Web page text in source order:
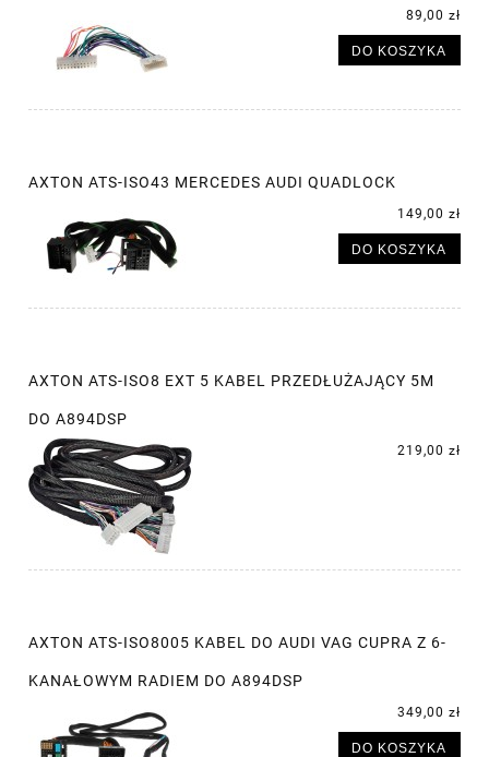
89,00 zł
DO KOSZYKA
AXTON ATS-ISO43 MERCEDES AUDI QUADLOCK
149,00 zł
DO KOSZYKA
AXTON ATS-ISO8 EXT 5 KABEL PRZEDŁUŻAJĄCY 5M
DO A894DSP
219,00 zł
AXTON ATS-ISO8005 KABEL DO AUDI VAG CUPRA Z 6-
KANAŁOWYM RADIEM DO A894DSP
349,00 zł
DO KOSZYKA